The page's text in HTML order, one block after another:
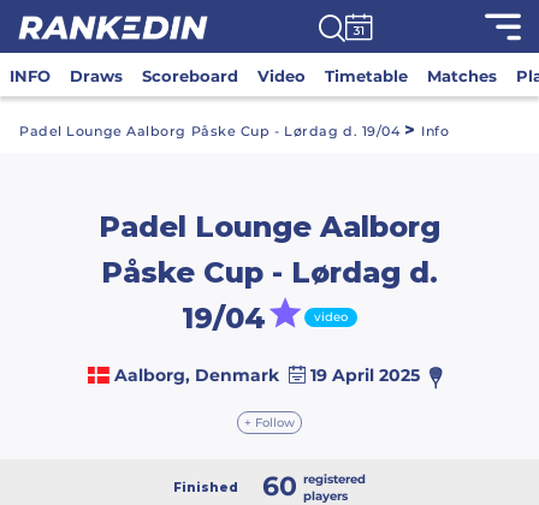
INFO Draws Scoreboard Video Timetable Matches
Padel Lounge Aalborg Påske Cup - Lørdag d. 19/04 > Info
Padel Lounge Aalborg
Påske Cup - Lørdag d.
19/04
video
Aalborg, Denmark 19 April 2025
+ Follow
Finished 60 registered
players